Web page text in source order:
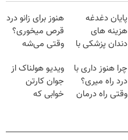
پایان دغدغه
هزینه های
دندان پزشکی با
خانگی
هنوز برای زانو درد
قرص میخوری؟
وقتی می‌شه
درمانش کرد؟؟؟؟
چرا هنوز داری با
درد راه میری؟
وقتی راه درمان
ویدیو هولناک از
جوان کارتن
خوابی که